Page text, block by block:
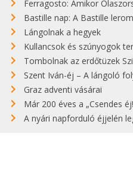
Ferragosto: Amikor
Bastille nap: A Bastille
Lángolnak a hegyek
Kullancsok és szúnyogok
Tombolnak az erdőtüzek
Szent Iván-éj – A lángoló
Graz adventi vásárai
Már 200 éves a „Csendes
A nyári napforduló éjjelén